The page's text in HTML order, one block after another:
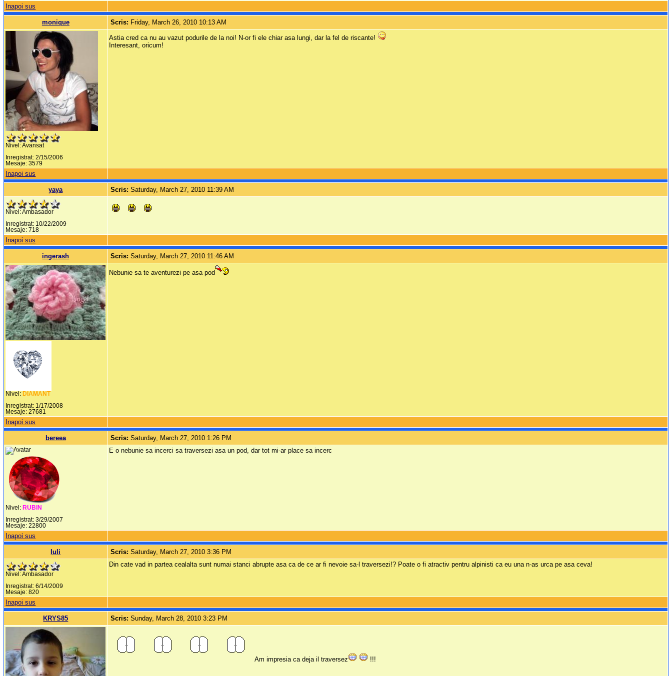
Inapoi sus
monique Scris: Friday, March 26, 2010 10:13 AM
Nivel: Avansat
Inregistrat: 2/15/2006
Mesaje: 3579
Astia cred ca nu au vazut podurile de la noi! N-or fi ele chiar asa lungi, dar la fel de riscante!
Interesant, oricum!
Inapoi sus
yaya Scris:Saturday, March 27, 2010 11:39 AM
Nivel: Ambasador
Inregistrat: 10/22/2009
Mesaje: 718
Inapoi sus
ingerash Scris:Saturday, March 27, 2010 11:46 AM
Nivel: DIAMANT
Inregistrat: 1/17/2008
Mesaje: 27681
Nebunie sa te aventurezi pe asa pod
Inapoi sus
bereea Scris:Saturday, March 27, 2010 1:26 PM
Nivel: RUBIN
Inregistrat: 3/29/2007
Mesaje: 22800
E o nebunie sa incerci sa traversezi asa un pod, dar tot mi-ar place sa incerc
Inapoi sus
Iuli Scris:Saturday, March 27, 2010 3:36 PM
Nivel: Ambasador
Inregistrat: 6/14/2009
Mesaje: 820
Din cate vad in partea cealalta sunt numai stanci abrupte asa ca de ce ar fi nevoie sa-l traversezi!? Poate o fi atractiv pentru alpinisti ca eu una n-as urca pe asa ceva!
Inapoi sus
KRYS85 Scris:Sunday, March 28, 2010 3:23 PM
Am impresia ca deja il traversez !!!